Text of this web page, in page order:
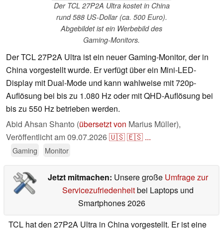
Der TCL 27P2A Ultra kostet in China
rund 588 US-Dollar (ca. 500 Euro).
Abgebildet ist ein Werbebild des
Gaming-Monitors.
Der TCL 27P2A Ultra ist ein neuer Gaming-Monitor, der in
China vorgestellt wurde. Er verfügt über ein Mini-LED-
Display mit Dual-Mode und kann wahlweise mit 720p-
Auflösung bei bis zu 1.080 Hz oder mit QHD-Auflösung bei
bis zu 550 Hz betrieben werden.
Abid Ahsan Shanto (übersetzt von Marius Müller),
Veröffentlicht am09.07.2026🇺🇸🇪🇸 ...
Gaming Monitor
Jetzt mitmachen: Unsere große Umfrage zur
Servicezufriedenheitbei Laptops und
Smartphones 2026
TCL hat den 27P2A Ultra in China vorgestellt. Er ist eine